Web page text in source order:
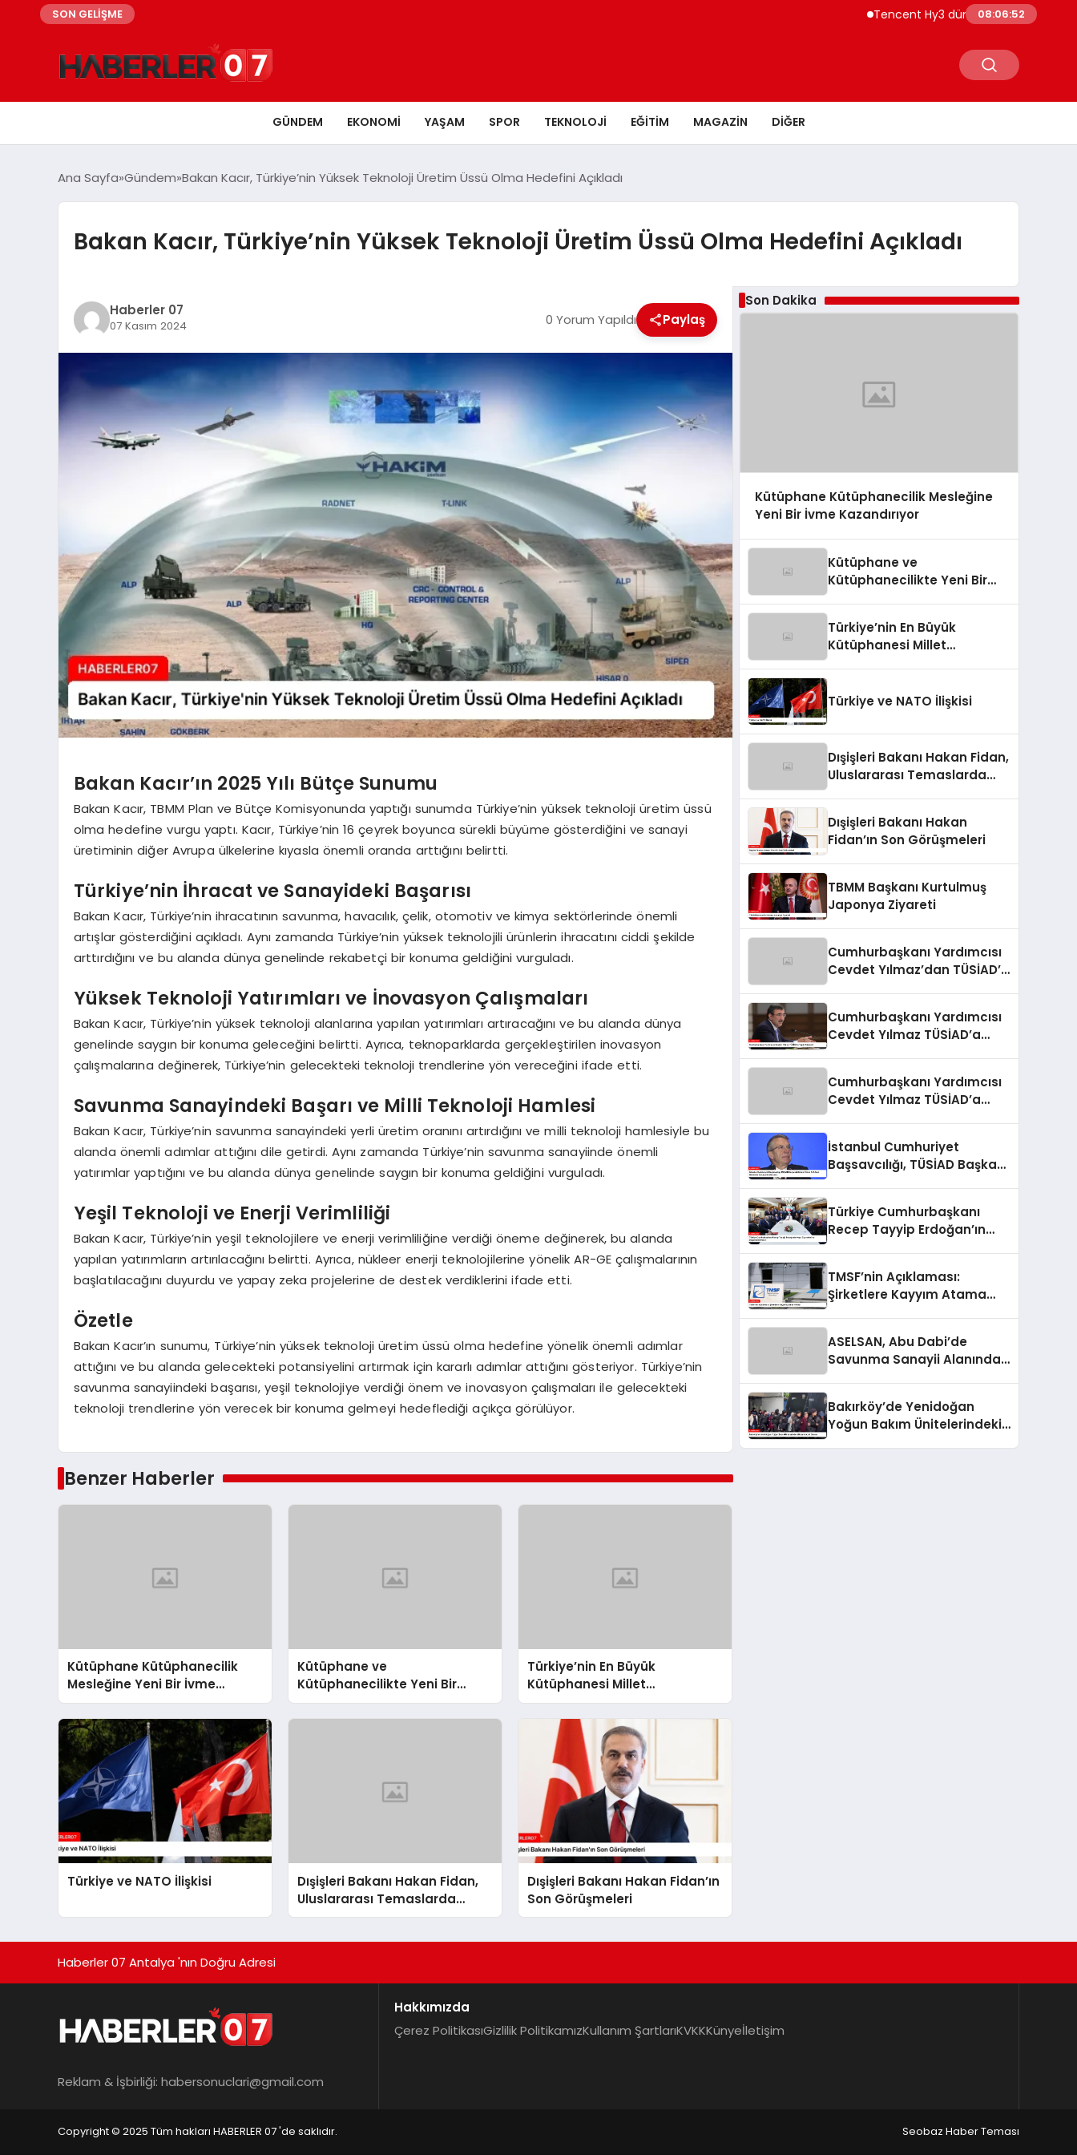
SON GELİŞME Tencent Hy3 dünya genelinde kullanıma
08:06:53
GÜNDEM EKONOMI YAŞAM SPOR TEKNOLOJI EĞITIM MAGAZIN DIĞER
Ana Sayfa Gündem Bakan Kacır, Türkiye’nin Yüksek Teknoloji Üretim Üssü Olma Hedefini Açıkladı
Bakan Kacır, Türkiye’nin Yüksek Teknoloji Üretim Üssü Olma Hedefini Açıkladı
Haberler 07
07 Kasım 2024 0 Yorum Yapıldı Paylaş
Bakan Kacır’ın 2025 Yılı Bütçe Sunumu
Bakan Kacır, TBMM Plan ve Bütçe Komisyonunda yaptığı sunumda Türkiye’nin yüksek teknoloji üretim üssü
olma hedefine vurgu yaptı. Kacır, Türkiye’nin 16 çeyrek boyunca sürekli büyüme gösterdiğini ve sanayi
üretiminin diğer Avrupa ülkelerine kıyasla önemli oranda arttığını belirtti.
Türkiye’nin İhracat ve Sanayideki Başarısı
Bakan Kacır, Türkiye’nin ihracatının savunma, havacılık, çelik, otomotiv ve kimya sektörlerinde önemli
artışlar gösterdiğini açıkladı. Aynı zamanda Türkiye’nin yüksek teknolojili ürünlerin ihracatını ciddi şekilde
arttırdığını ve bu alanda dünya genelinde rekabetçi bir konuma geldiğini vurguladı.
Yüksek Teknoloji Yatırımları ve İnovasyon Çalışmaları
Bakan Kacır, Türkiye’nin yüksek teknoloji alanlarına yapılan yatırımları artıracağını ve bu alanda dünya
genelinde saygın bir konuma geleceğini belirtti. Ayrıca, teknoparklarda gerçekleştirilen inovasyon
çalışmalarına değinerek, Türkiye’nin gelecekteki teknoloji trendlerine yön vereceğini ifade etti.
Savunma Sanayindeki Başarı ve Milli Teknoloji Hamlesi
Bakan Kacır, Türkiye’nin savunma sanayindeki yerli üretim oranını artırdığını ve milli teknoloji hamlesiyle bu
alanda önemli adımlar attığını dile getirdi. Aynı zamanda Türkiye’nin savunma sanayiinde önemli
yatırımlar yaptığını ve bu alanda dünya genelinde saygın bir konuma geldiğini vurguladı.
Yeşil Teknoloji ve Enerji Verimliliği
Bakan Kacır, Türkiye’nin yeşil teknolojilere ve enerji verimliliğine verdiği öneme değinerek, bu alanda
yapılan yatırımların artırılacağını belirtti. Ayrıca, nükleer enerji teknolojilerine yönelik AR-GE çalışmalarının
başlatılacağını duyurdu ve yapay zeka projelerine de destek verdiklerini ifade etti.
Özetle
Bakan Kacır’ın sunumu, Türkiye’nin yüksek teknoloji üretim üssü olma hedefine yönelik önemli adımlar
attığını ve bu alanda gelecekteki potansiyelini artırmak için kararlı adımlar attığını gösteriyor. Türkiye’nin
savunma sanayiindeki başarısı, yeşil teknolojiye verdiği önem ve inovasyon çalışmaları ile gelecekteki
teknoloji trendlerine yön verecek bir konuma gelmeyi hedeflediği açıkça görülüyor.
Benzer Haberler
Kütüphane Kütüphanecilik
Mesleğine Yeni Bir İvme
Kazandırıyor
Kütüphane ve
Kütüphanecilikte Yeni Bir
İvme: Millet Kütüphanesi
Türkiye’nin En Büyük
Kütüphanesi Millet
Kütüphanesi
Türkiye ve NATO İlişkisi
Dışişleri Bakanı Hakan Fidan,
Uluslararası Temaslarda
Bulundu
Dışişleri Bakanı Hakan Fidan’ın
Son Görüşmeleri
Son Dakika
Kütüphane Kütüphanecilik Mesleğine
Yeni Bir İvme Kazandırıyor
Kütüphane ve
Kütüphanecilikte Yeni Bir
Türkiye’nin En Büyük
Kütüphanesi Millet
Türkiye ve NATO İlişkisi
Dışişleri Bakanı Hakan Fidan,
Uluslararası Temaslarda
Dışişleri Bakanı Hakan
Fidan’ın Son Görüşmeleri
TBMM Başkanı Kurtulmuş
Japonya Ziyareti
Cumhurbaşkanı Yardımcısı
Cevdet Yılmaz’dan TÜSİAD’a
Cumhurbaşkanı Yardımcısı
Cevdet Yılmaz TÜSİAD’a
Cumhurbaşkanı Yardımcısı
Cevdet Yılmaz TÜSİAD’a
İstanbul Cumhuriyet
Başsavcılığı, TÜSİAD Başkanı
Başlattı
Türkiye Cumhurbaşkanı
Recep Tayyip Erdoğan’ın
TMSF’nin Açıklaması:
Şirketlere Kayyım Atama
ASELSAN, Abu Dabi’de
Savunma Sanayii Alanında
Bakırköy’de Yenidoğan
Yoğun Bakım Ünitelerindeki
Haberler 07 Antalya 'nın Doğru Adresi
Reklam & İşbirliği: habersonuclari@gmail.com
Hakkımızda
Çerez PolitikasıGizlilik PolitikamızKullanım ŞartlarıKVKKKünyeİletişim
Copyright © 2025 Tüm hakları HABERLER 07 'de saklıdır. Seobaz Haber Teması